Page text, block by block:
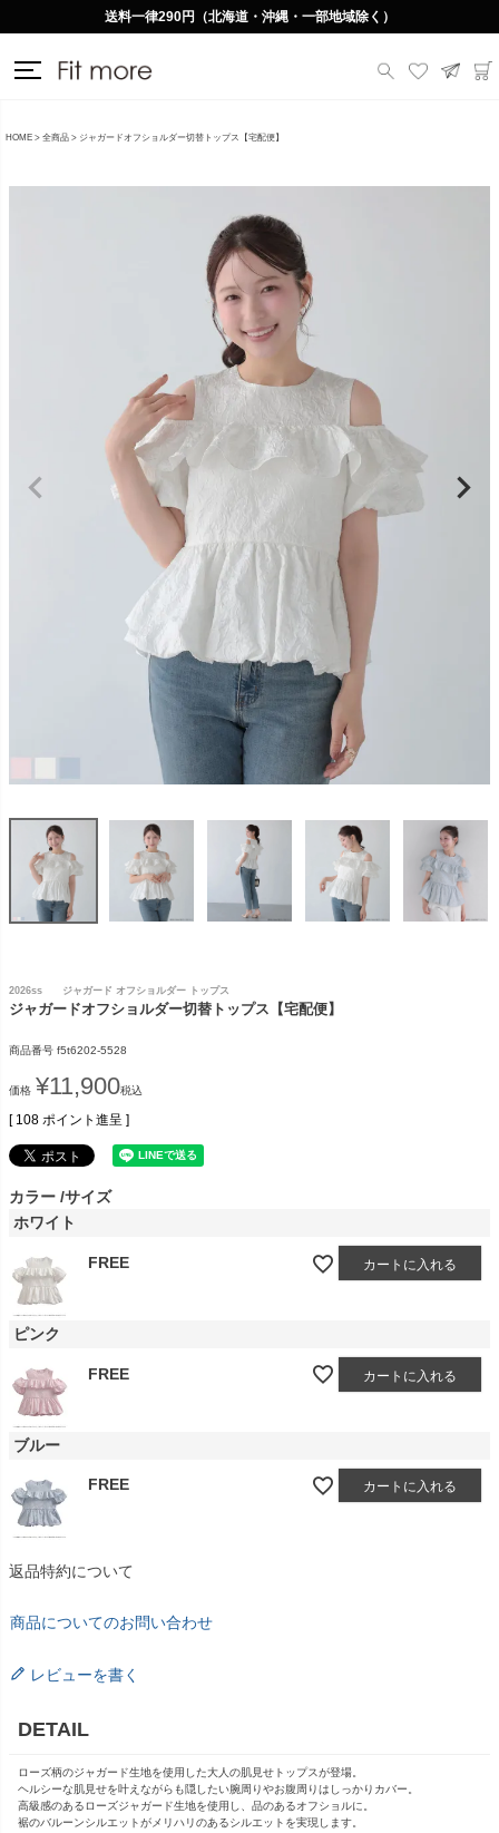
送料一律290円（北海道・沖縄・一部地域除く）
HOME 全商品 ジャガードオフショルダー切替トップス【宅配便】
2026ss ジャガード オフショルダー トップス
ジャガードオフショルダー切替トップス【宅配便】
商品番号 f5t6202-5528
価格 ¥11,900税込
[ 108 ポイント進呈 ]
カラー サイズ
ホワイト
FREE カートに入れる
ピンク
FREE カートに入れる
ブルー
FREE カートに入れる
返品特約について
商品についてのお問い合わせ
レビューを書く
DETAIL
ローズ柄のジャガード生地を使用した大人の肌見せトップスが登場。
ヘルシーな肌見せを叶えながらも隠したい腕周りやお腹周りはしっかりカバー。
高級感のあるローズジャガード生地を使用し、品のあるオフショルに。
裾のバルーンシルエットがメリハリのあるシルエットを実現します。